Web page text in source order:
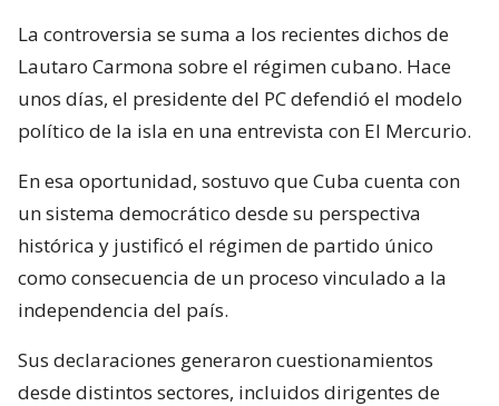
La controversia se suma a los recientes dichos de
Lautaro Carmona sobre el régimen cubano. Hace
unos días, el presidente del PC defendió el modelo
político de la isla en una entrevista con El Mercurio.
En esa oportunidad, sostuvo que Cuba cuenta con
un sistema democrático desde su perspectiva
histórica y justificó el régimen de partido único
como consecuencia de un proceso vinculado a la
independencia del país.
Sus declaraciones generaron cuestionamientos
desde distintos sectores, incluidos dirigentes de